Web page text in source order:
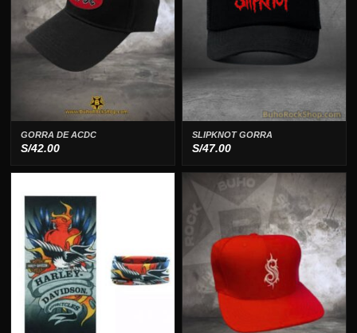
GORRA DE ACDC
S/42.00
SLIPKNOT GORRA
S/47.00